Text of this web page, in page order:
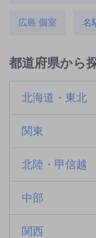
広島 個室 名
都道府県から
北海道・東北
関東
北陸・甲信越
中部
関西